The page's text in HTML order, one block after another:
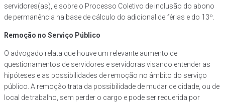
servidores(as), e sobre o Processo Coletivo de inclusão do abono
de permanência na base de cálculo do adicional de férias e do 13º.
Remoção no Serviço Público
O advogado relata que houve um relevante aumento de
questionamentos de servidores e servidoras visando entender as
hipóteses e as possibilidades de remoção no âmbito do serviço
público. A remoção trata da possibilidade de mudar de cidade, ou de
local de trabalho, sem perder o cargo e pode ser requerida por